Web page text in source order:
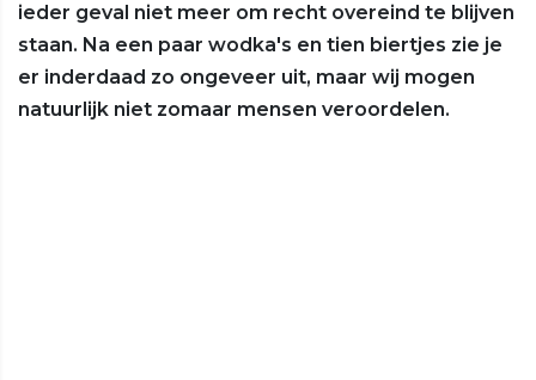
ieder geval niet meer om recht overeind te blijven
staan. Na een paar wodka's en tien biertjes zie je
er inderdaad zo ongeveer uit, maar wij mogen
natuurlijk niet zomaar mensen veroordelen.